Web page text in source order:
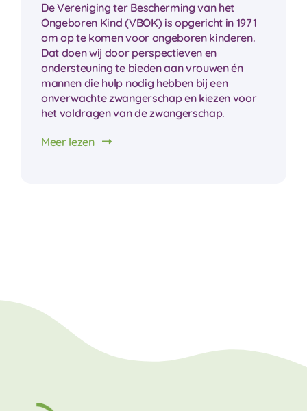
De Vereniging ter Bescherming van het
Ongeboren Kind (VBOK) is opgericht in 1971
om op te komen voor ongeboren kinderen.
Dat doen wij door perspectieven en
ondersteuning te bieden aan vrouwen én
mannen die hulp nodig hebben bij een
onverwachte zwangerschap en kiezen voor
het voldragen van de zwangerschap.
Meer lezen